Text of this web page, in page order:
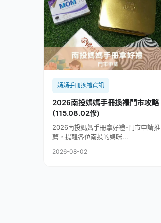
媽媽手冊換禮資訊
2026南投媽媽手冊換禮門市攻略
(115.08.02修)
2026南投媽媽手冊拿好禮-門市申請推
薦，提醒各位南投的媽咪...
2026-08-02